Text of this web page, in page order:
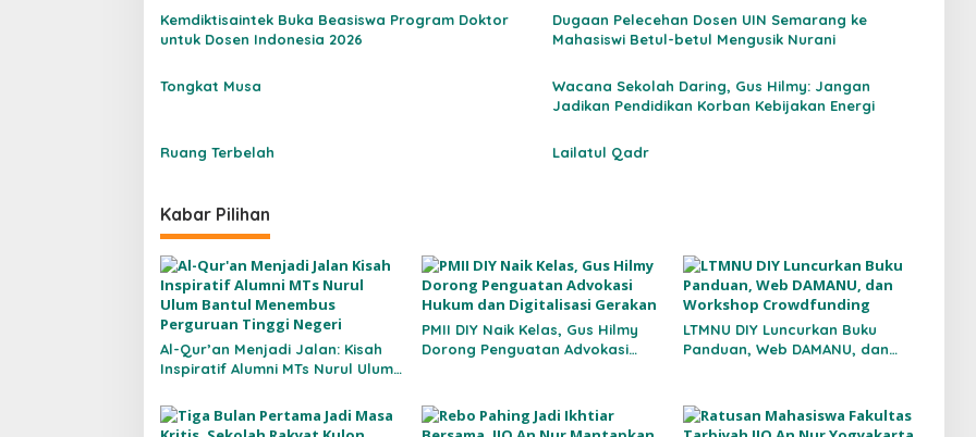
i
o
Kemdiktisaintek Buka Beasiswa Program Doktor
untuk Dosen Indonesia 2026
Dugaan Pelecehan Dosen UIN Semarang ke
Mahasiswi Betul-betul Mengusik Nurani
Tongkat Musa
Wacana Sekolah Daring, Gus Hilmy: Jangan
Jadikan Pendidikan Korban Kebijakan Energi
Ruang Terbelah Lailatul Qadr
Kabar Pilihan
Al-Qur’an Menjadi Jalan: Kisah
Inspiratif Alumni MTs Nurul Ulum
Tinggi Negeri
PMII DIY Naik Kelas, Gus Hilmy
Dorong Penguatan Advokasi
LTMNU DIY Luncurkan Buku
Panduan, Web DAMANU, dan